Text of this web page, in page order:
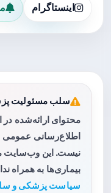
اینستاگرام
سلب مسئولیت
محتوای ارائه‌شده
اطلاع‌رسانی
نیست. این وب‌سایت
بیماری‌ها به همراه
سیاست پزشکی و